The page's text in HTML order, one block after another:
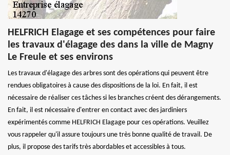
HELFRICH Elagage et ses compétences pour faire
les travaux d'élagage des dans la ville de Magny
Le Freule et ses environs
Les travaux d'élagage des arbres sont des opérations qui peuvent être
rendues obligatoires à cause des dispositions de la loi. En fait, il est
nécessaire de réaliser ces tâches si les branches créent des dérangements.
En fait, il est nécessaire d'entrer en contact avec des jardiniers
expérimentés comme HELFRICH Elagage pour ces opérations. Veuillez
vous rappeler qu'il assure toujours une très bonne qualité de travail. De
plus, il propose des tarifs très abordables et accessibles à tous.